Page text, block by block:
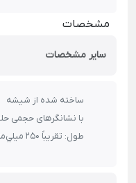
مشخصات
سایر مشخصات
ساخته شده از شيشه
با نشانگرهای حجمی
طول: تقریباً ۲۵۰ ميلي‌متر